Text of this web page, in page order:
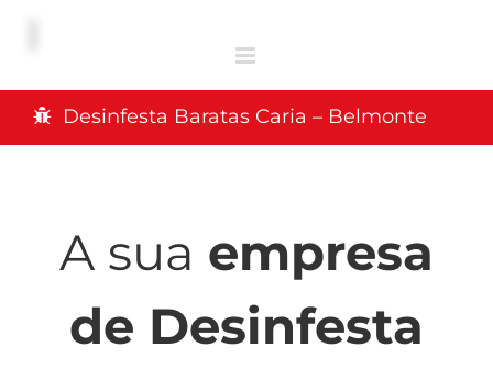
Desinfesta Baratas Caria – Belmonte
A sua empresa
de Desinfesta